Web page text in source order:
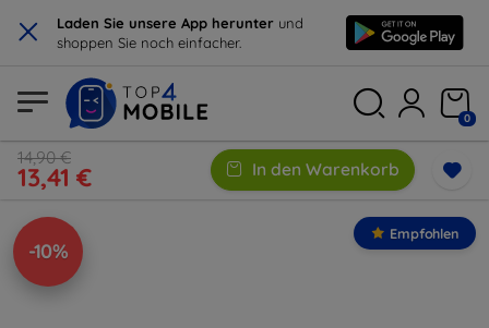
× Laden Sie unsere App herunter und
shoppen Sie noch einfacher.
0
14,90 €
13,41 € In den Warenkorb
-10%
Empfohlen